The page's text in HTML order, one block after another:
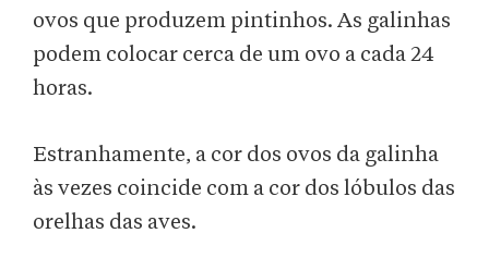
ovos que produzem pintinhos. As galinhas
podem colocar cerca de um ovo a cada 24
horas.
Estranhamente, a cor dos ovos da galinha
às vezes coincide com a cor dos lóbulos das
orelhas das aves.